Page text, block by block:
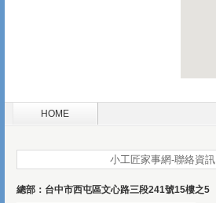
HOME
小工匠家事網-聯絡資訊
總部：台中市西屯區文心路三段241號15樓之5